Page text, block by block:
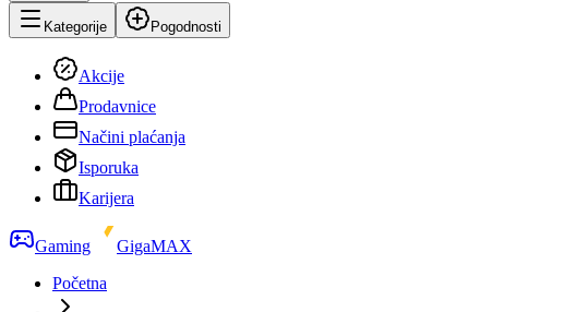
Kategorije Pogodnosti
Akcije
Prodavnice
Načini plaćanja
Isporuka
Karijera
Gaming
GigaMAX
Početna